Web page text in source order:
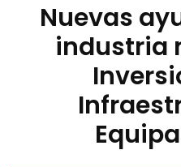
Nuevas
industria